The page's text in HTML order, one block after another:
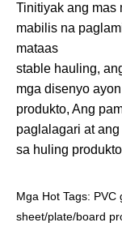
Tinitiyak ang mas
mabilis na
mataas
stable hauling,
mga disenyo ayon
produkto, Ang
paglalagari at
sa huling
Mga Hot Tags:
sheet/plate/board